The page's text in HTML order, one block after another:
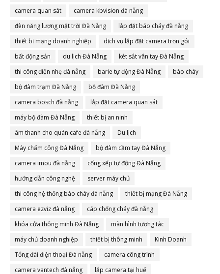
camera quan sát
camera kbvision đà nẵng
đèn năng lượng mặt trời Đà Nẵng
lắp đặt báo cháy đà nẵng
thiết bị mạng doanh nghiệp
dịch vụ lắp đặt camera trọn gói
bất động sản
du lịch Đà Nẵng
két sắt vân tay Đà Nẵng
thi công điện nhẹ đà nẵng
barie tự động Đà Nẵng
báo cháy
bộ đàm trạm Đà Nẵng
bộ đàm Đà Nẵng
camera bosch đà nẵng
lắp đặt camera quan sát
máy bộ đàm Đà Nẵng
thiết bị an ninh
âm thanh cho quán cafe đà nẵng
Du lịch
Máy chấm công Đà Nẵng
bộ đàm cầm tay Đà Nẵng
camera imou đà nẵng
cổng xếp tự động Đà Nẵng
hướng dẫn công nghệ
server máy chủ
thi công hệ thống báo cháy đà nẵng
thiết bị mạng Đà Nẵng
camera ezviz đà nẵng
cáp chống cháy đà nẵng
khóa cửa thông minh Đà Nẵng
màn hình tương tác
máy chủ doanh nghiệp
thiết bị thông minh
Kinh Doanh
Tổng đài điện thoại Đà nẵng
camera công trình
camera vantech đà nẵng
lắp camera tại huế